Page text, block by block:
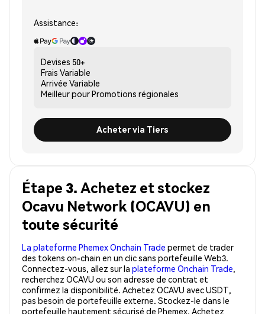
Assistance:
Devises 50+
Frais Variable
Arrivée Variable
Meilleur pourPromotions régionales
Acheter via Tiers
Étape 3. Achetez et stockez
Ocavu Network (OCAVU) en
toute sécurité
La plateforme Phemex Onchain Trade permet de trader
des tokens on-chain en un clic sans portefeuille Web3.
Connectez-vous, allez sur la plateforme Onchain Trade,
recherchez OCAVU ou son adresse de contrat et
confirmez la disponibilité. Achetez OCAVU avec USDT,
pas besoin de portefeuille externe. Stockez-le dans le
portefeuille hautement sécurisé de Phemex. Achetez